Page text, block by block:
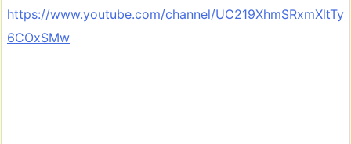
https://www.youtube.com/channel/UC219XhmSRxmXltTy
6COxSMw